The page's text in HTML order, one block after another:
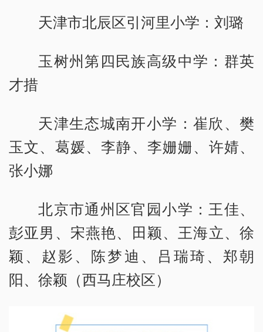
天津市北辰区引河里小学：刘璐
玉树州第四民族高级中学：群英
才措
天津生态城南开小学：崔欣、樊
玉文、葛媛、李静、李姗姗、许婧、
张小娜
北京市通州区官园小学：王佳、
彭亚男、宋燕艳、田颖、王海立、徐
颖、赵影、陈梦迪、吕瑞琦、郑朝
阳、徐颖（西马庄校区）